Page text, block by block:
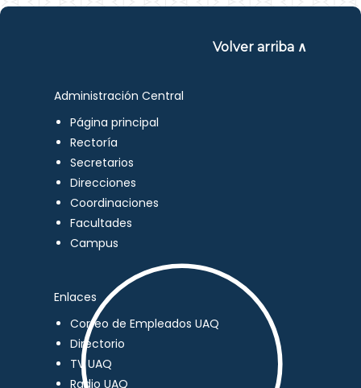
Volver arriba ∧
Administración Central
Página principal
Rectoría
Secretarios
Direcciones
Coordinaciones
Facultades
Campus
Enlaces
Correo de Empleados UAQ
Directorio
TV UAQ
Radio UAQ